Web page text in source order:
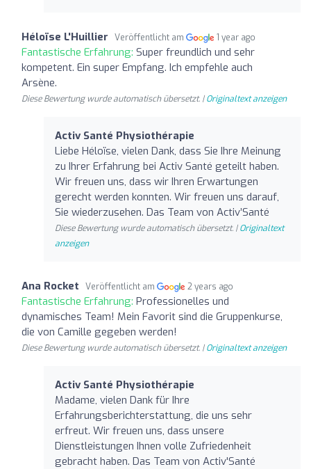
Héloïse L'Huillier Veröffentlicht am 1 year ago
Fantastische Erfahrung: Super freundlich und sehr
kompetent. Ein super Empfang. Ich empfehle auch
Arsène.
Diese Bewertung wurde automatisch übersetzt. |Originaltext anzeigen
Activ Santé Physiothérapie
Liebe Héloïse, vielen Dank, dass Sie Ihre Meinung
zu Ihrer Erfahrung bei Activ Santé geteilt haben.
Wir freuen uns, dass wir Ihren Erwartungen
gerecht werden konnten. Wir freuen uns darauf,
Sie wiederzusehen. Das Team von Activ’Santé
Diese Bewertung wurde automatisch übersetzt. |Originaltext
anzeigen
Ana Rocket Veröffentlicht am 2 years ago
Fantastische Erfahrung: Professionelles und
dynamisches Team! Mein Favorit sind die Gruppenkurse,
die von Camille gegeben werden!
Diese Bewertung wurde automatisch übersetzt. |Originaltext anzeigen
Activ Santé Physiothérapie
Madame, vielen Dank für Ihre
Erfahrungsberichterstattung, die uns sehr
erfreut. Wir freuen uns, dass unsere
Dienstleistungen Ihnen volle Zufriedenheit
gebracht haben. Das Team von Activ'Santé